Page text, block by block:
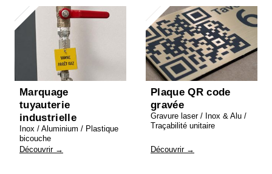
Marquage
tuyauterie
industrielle
Inox / Aluminium / Plastique
bicouche
Découvrir →
Plaque QR code
gravée
Gravure laser / Inox & Alu /
Traçabilité unitaire
Découvrir →